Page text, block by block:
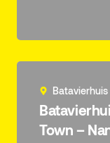
Town –